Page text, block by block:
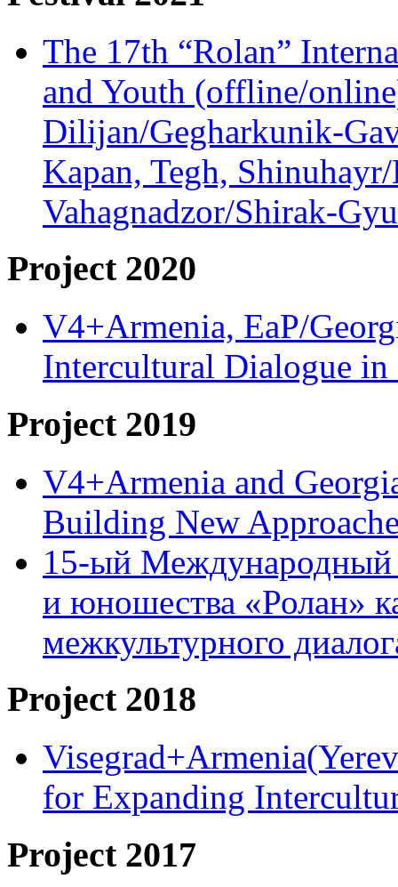
The 17th “Rolan”
and Youth (offline/
Dilijan/Gegharkunik-
Kapan, Tegh,
Vahagnadzor/Shirak-
Project 2020
V4+Armenia, EaP/
Intercultural Dialogue
Project 2019
V4+Armenia and
Building New
15-ый Международный
и юношества «Ролан»
межкультурного
Project 2018
for Expanding
Project 2017